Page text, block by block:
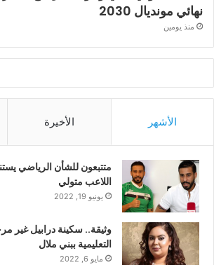
نهائي مونديال 2030
منذ يومين
الأشهر الأخيرة
متتبعون للشأن الرياضي
اللاعب متولي
يونيو 19, 2022
وثيقة.. سكينة درابيل غير
التعليمية ببني ملال
مايو 6, 2022